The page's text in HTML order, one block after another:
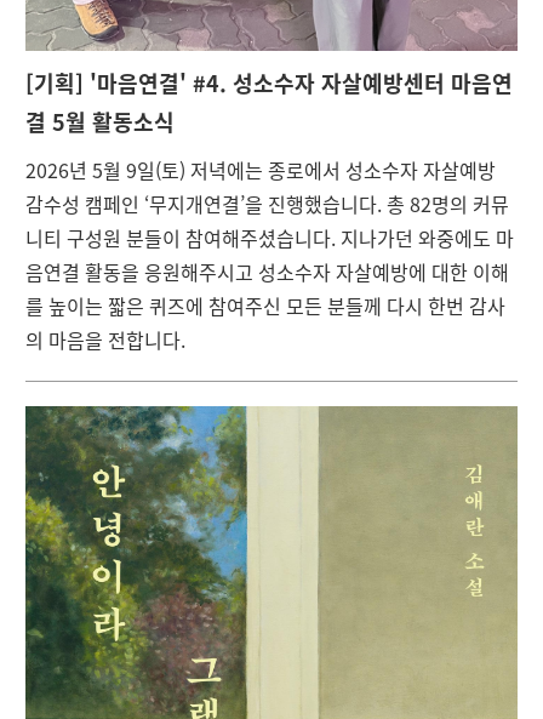
[기획] '마음연결' #4. 성소수자 자살예방센터 마음연
결 5월 활동소식
2026년 5월 9일(토) 저녁에는 종로에서 성소수자 자살예방
감수성 캠페인 ‘무지개연결’을 진행했습니다. 총 82명의 커뮤
니티 구성원 분들이 참여해주셨습니다. 지나가던 와중에도 마
음연결 활동을 응원해주시고 성소수자 자살예방에 대한 이해
를 높이는 짧은 퀴즈에 참여주신 모든 분들께 다시 한번 감사
의 마음을 전합니다.